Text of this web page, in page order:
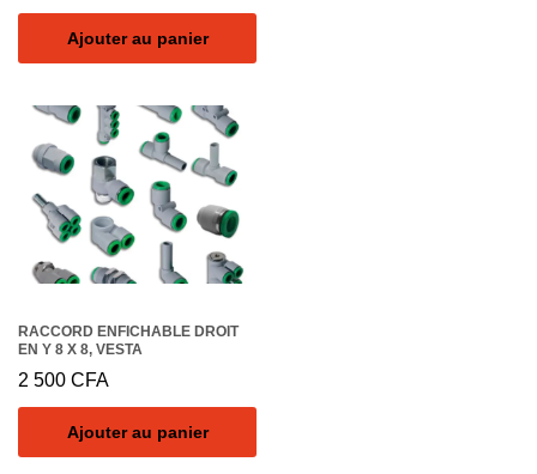
Ajouter au panier
RACCORD ENFICHABLE DROIT
EN Y 8 X 8, VESTA
2 500 CFA
Ajouter au panier